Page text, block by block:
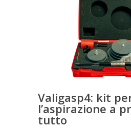
Valigasp4: kit
l’aspirazione a
tutto